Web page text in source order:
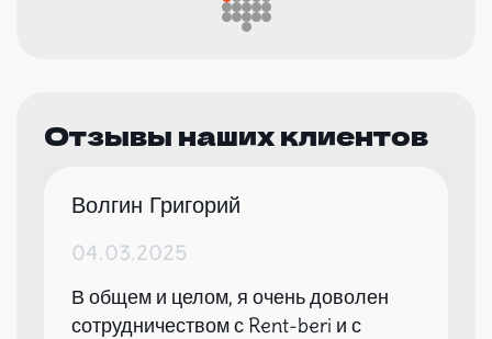
Отзывы наших клиентов
Волгин Григорий
04.03.2025
В общем и целом, я очень доволен
сотрудничеством с Rent-beri и с